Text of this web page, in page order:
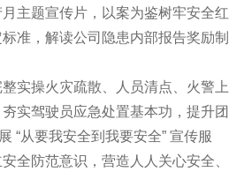
主题宣传片，以案为鉴树牢安全红
准，解读公司隐患内部报告奖励制
实操火灾疏散、人员清点、火警上
实驾驶员应急处置基本功，提升团
“从要我安全到我要安全” 宣传服
全防范意识，营造人人关心安全、